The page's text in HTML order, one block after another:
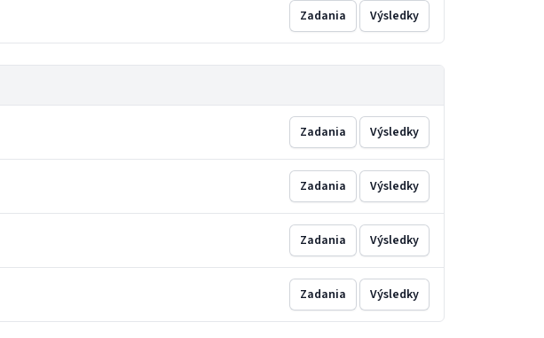
Zadania Výsledky
Zadania Výsledky
Zadania Výsledky
Zadania Výsledky
Zadania Výsledky